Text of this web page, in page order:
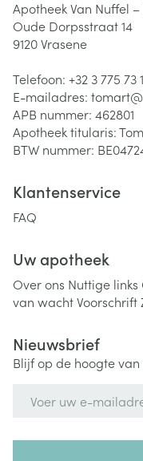
Apotheek Van Nuffel
Oude Dorpsstraat 14
9120Vrasene
Telefoon: +32 3 775 73
E-mailadres: tomart@
APB nummer: 462801
Apotheek titularis:
BTW nummer:
Klantenservice
FAQ
Uw apotheek
Over ons Nuttige links
van wachtVoorschrift
Nieuwsbrief
Blijf op de hoogte